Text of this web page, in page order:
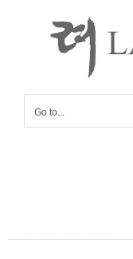
Go to...